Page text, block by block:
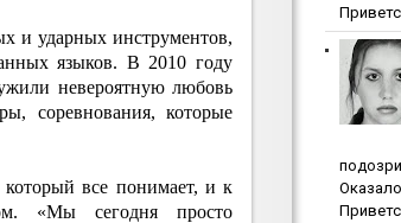
и ударных инструментов,
языков. В 2010 году
невероятную любовь
соревнования, которые
который все понимает, и к
«Мы сегодня просто